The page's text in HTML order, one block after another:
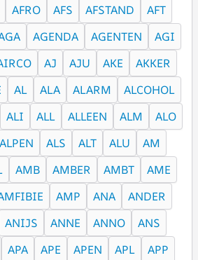
AFRO AFS AFSTAND
AFT
AGENDA AGENTEN
AGI
AJ AJU AKE
AKKER
AL ALA ALARM
ALCOHOL
ALI ALL ALLEEN ALM
ALO
ALPEN ALS ALT ALU
AM
AMB AMBER AMBT
AME
AMP ANA
ANDER
ANIJS ANNE ANNO
ANS
APA APE APEN APL
APP